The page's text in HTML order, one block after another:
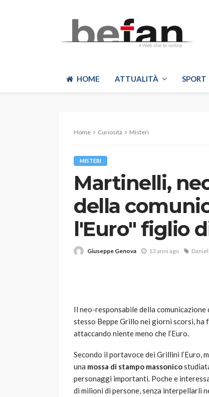
HOME ATTUALITÀ SPORT
Home Curiosità Misteri
MISTERI
Martinelli,
della
l'Euro" figlio
Giuseppe Genova 13 anni ago
Il neo-responsabile della
stesso Beppe Grillo nei giorni scorsi,
attaccando niente meno che l’Euro.
Secondo il portavoce dei Grillini l’Euro,
una mossa di stampo massonico
personaggi importanti. Poche e
di milioni di persone, senza interpellarli
VARIE
scegliere per il
god 1 anno ago